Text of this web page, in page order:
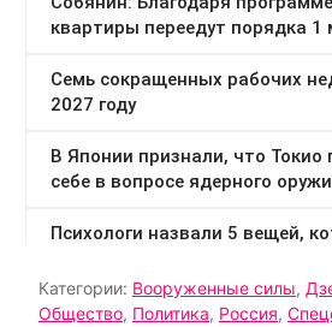
Категории: Вооруженные силы,
Общество, Политика, Россия,